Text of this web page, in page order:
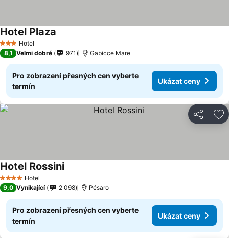
3 Počet hvězdiček
Hotel
Hotel Plaza
8,1 Velmi dobré 971 Gabicce Mare
Pro zobrazení přesných cen vyberte
termín
Ukázat ceny
Sdílet
4 Počet hvězdiček
Hotel
Hotel Rossini
9,0 Vynikající 2 098 Pésaro
Pro zobrazení přesných cen vyberte
termín
Ukázat ceny